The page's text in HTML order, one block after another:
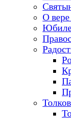
О